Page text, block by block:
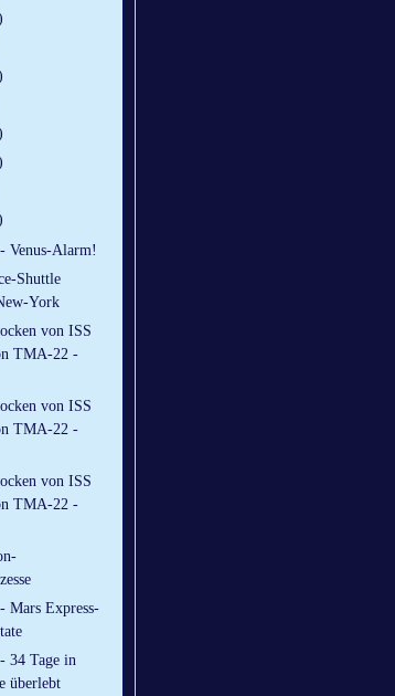
Venus-Alarm!
Shuttle
York
von ISS
TMA-22 -
von ISS
TMA-22 -
von ISS
TMA-22 -
Mars Express-
34 Tage in
überlebt